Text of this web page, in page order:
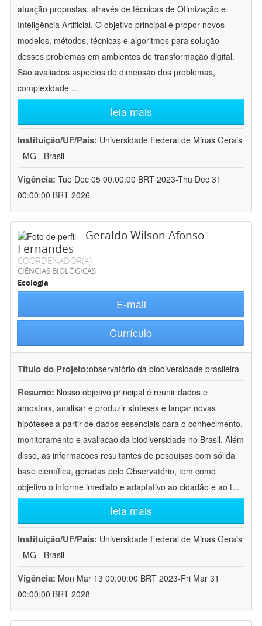
atuação propostas, através de técnicas de Otimização e
Inteligência Artificial. O objetivo principal é propor novos
modelos, métodos, técnicas e algoritmos para solução
desses problemas em ambientes de transformação digital.
São avaliados aspectos de dimensão dos problemas,
complexidade ...
leia mais
Instituição/UF/País: Universidade Federal de Minas Gerais
- MG - Brasil
Vigência: Tue Dec 05 00:00:00 BRT 2023-Thu Dec 31
00:00:00 BRT 2026
Geraldo Wilson Afonso
Fernandes
COORDENADOR(A)
CIÊNCIAS BIOLÓGICAS
Ecologia
E-mail
Currículo
Título do Projeto:observatório da biodiversidade brasileira
Resumo: Nosso objetivo principal é reunir dados e
amostras, analisar e produzir sínteses e lançar novas
hipóteses a partir de dados essenciais para o conhecimento,
monitoramento e avaliacao da biodiversidade no Brasil. Além
disso, as informacoes resultantes de pesquisas com sólida
base científica, geradas pelo Observatório, tem como
objetivo o informe imediato e adaptativo ao cidadão e ao t...
leia mais
Instituição/UF/País: Universidade Federal de Minas Gerais
- MG - Brasil
Vigência: Mon Mar 13 00:00:00 BRT 2023-Fri Mar 31
00:00:00 BRT 2028